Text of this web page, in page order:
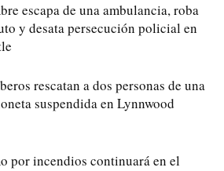
escapa de una ambulancia, roba
y desata persecución policial en
rescatan a dos personas de una
suspendida en Lynnwood
por incendios continuará en el